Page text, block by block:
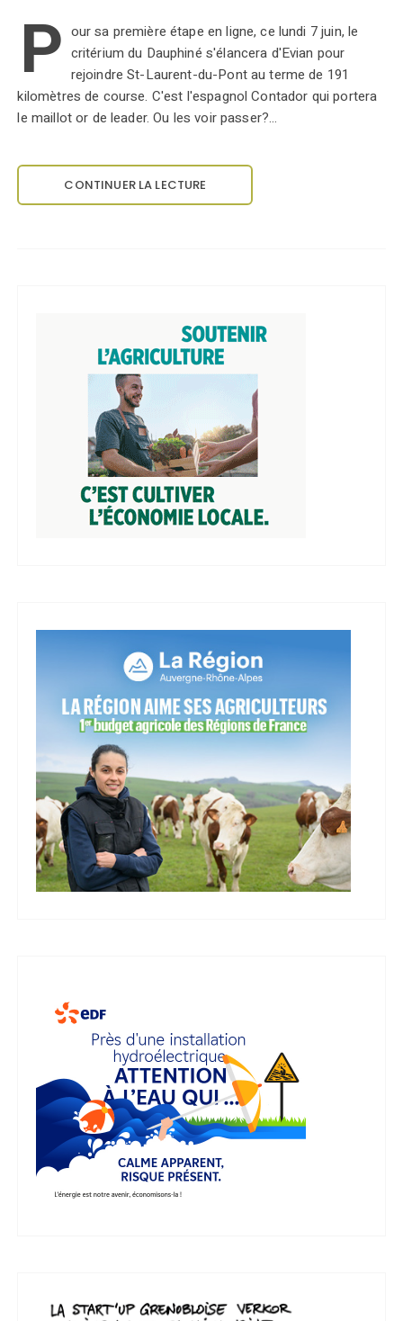
P our sa première étape en ligne, ce lundi 7 juin, le
critérium du Dauphiné s'élancera d'Evian pour
rejoindre St-Laurent-du-Pont au terme de 191
kilomètres de course. C'est l'espagnol Contador qui portera
le maillot or de leader. Ou les voir passer?…
CONTINUER LA LECTURE